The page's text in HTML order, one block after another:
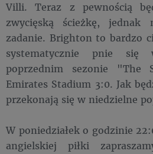
Villi. Teraz z pewnością
zwycięską ścieżkę,
zadanie. Brighton to bardzo
systematycznie pnie
poprzednim sezonie "The
Emirates Stadium 3:0. Jak
przekonają się w niedzielne
W poniedziałek o godzinie
angielskiej piłki